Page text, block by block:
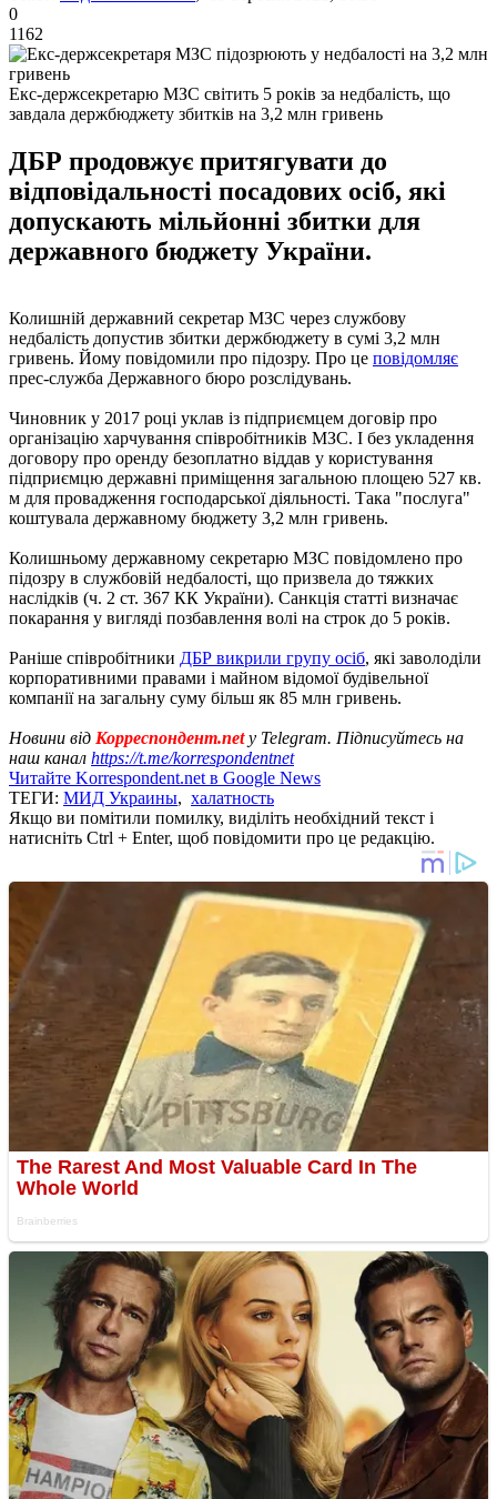
0
1162
Екс-держсекретарю МЗС світить 5 років за недбалість, що
завдала держбюджету збитків на 3,2 млн гривень
ДБР продовжує притягувати до
відповідальності посадових осіб, які
допускають мільйонні збитки для
державного бюджету України.
Колишній державний секретар МЗС через службову
недбалість допустив збитки держбюджету в сумі 3,2 млн
гривень. Йому повідомили про підозру. Про це повідомляє
прес-служба Державного бюро розслідувань.
Чиновник у 2017 році уклав із підприємцем договір про
організацію харчування співробітників МЗС. І без укладення
договору про оренду безоплатно віддав у користування
підприємцю державні приміщення загальною площею 527 кв.
м для провадження господарської діяльності. Така "послуга"
коштувала державному бюджету 3,2 млн гривень.
Колишньому державному секретарю МЗС повідомлено про
підозру в службовій недбалості, що призвела до тяжких
наслідків (ч. 2 ст. 367 КК України). Санкція статті визначає
покарання у вигляді позбавлення волі на строк до 5 років.
Раніше співробітники ДБР викрили групу осіб, які заволоділи
корпоративними правами і майном відомої будівельної
компанії на загальну суму більш як 85 млн гривень.
Новини від Корреспондент.netу Telegram. Підписуйтесь на
наш канал https://t.me/korrespondentnet
Читайте Korrespondent.net в Google News
ТЕГИ: МИД Украины, халатность
Якщо ви помітили помилку, виділіть необхідний текст і
натисніть Ctrl + Enter, щоб повідомити про це редакцію.